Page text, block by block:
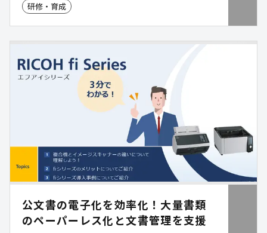
研修・育成
公文書の電子化を効率化！大量書類
のペーパーレス化と文書管理を支援